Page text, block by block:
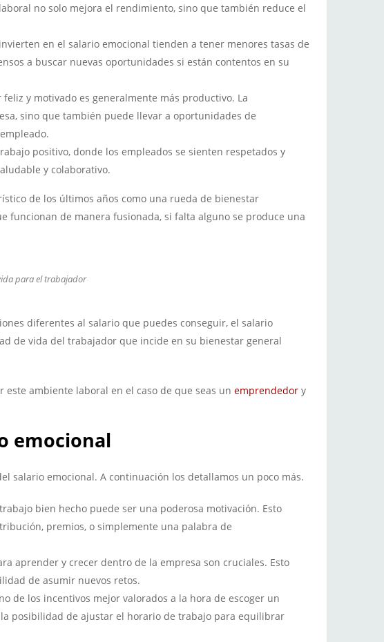
no solo mejora el rendimiento, sino que también reduce el
en el salario emocional tienden a tener menores tasas de
a buscar nuevas oportunidades si están contentos en su
y motivado es generalmente más productivo. La
sino que también puede llevar a oportunidades de
positivo, donde los empleados se sienten respetados y
y colaborativo.
de los últimos años como una rueda de bienestar
funcionan de manera fusionada, si falta alguno se produce una
para el trabajador
diferentes al salario que puedes conseguir, el salario
de vida del trabajador que incide en su bienestar general
ambiente laboral en el caso de que seas un emprendedor y
emocional
salario emocional. A continuación los detallamos un poco más.
bien hecho puede ser una poderosa motivación. Esto
premios, o simplemente una palabra de
aprender y crecer dentro de la empresa son cruciales. Esto
de asumir nuevos retos.
de los incentivos mejor valorados a la hora de escoger un
posibilidad de ajustar el horario de trabajo para equilibrar